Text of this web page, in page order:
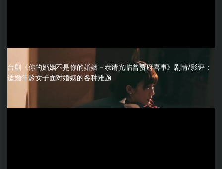
台剧《你的婚姻不是你的婚姻－恭请光临曾贾府喜事》剧情/影评：
适婚年龄女子面对婚姻的各种难题